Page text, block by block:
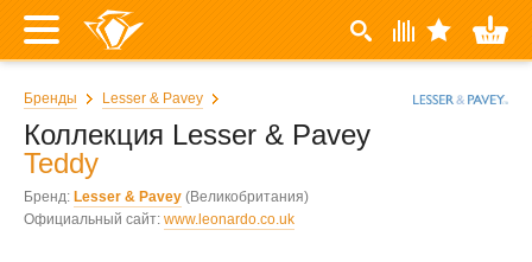
Бренды Lesser & Pavey
Коллекция Lesser & Pavey
Teddy
Бренд: Lesser & Pavey (Великобритания)
Официальный сайт: www.leonardo.co.uk